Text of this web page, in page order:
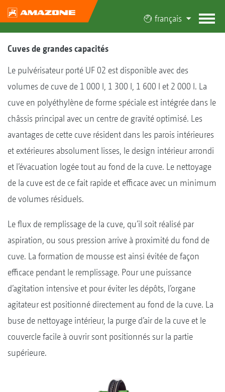
français
Cuves de grandes capacités
Le pulvérisateur porté UF 02 est disponible avec des
volumes de cuve de 1 000 l, 1 300 l, 1 600 l et 2 000 l. La
cuve en polyéthylène de forme spéciale est intégrée dans le
châssis principal avec un centre de gravité optimisé. Les
avantages de cette cuve résident dans les parois intérieures
et extérieures absolument lisses, le design intérieur arrondi
et l’évacuation logée tout au fond de la cuve. Le nettoyage
de la cuve est de ce fait rapide et efficace avec un minimum
de volumes résiduels.
Le flux de remplissage de la cuve, qu’il soit réalisé par
aspiration, ou sous pression arrive à proximité du fond de
cuve. La formation de mousse est ainsi évitée de façon
efficace pendant le remplissage. Pour une puissance
d’agitation intensive et pour éviter les dépôts, l’organe
agitateur est positionné directement au fond de la cuve. La
buse de nettoyage intérieur, la purge d’air de la cuve et le
couvercle facile à ouvrir sont positionnés sur la partie
supérieure.